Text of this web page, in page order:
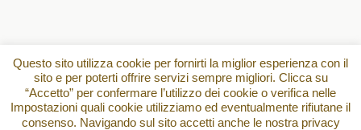
Questo sito utilizza cookie per fornirti la miglior esperienza con il
sito e per poterti offrire servizi sempre migliori. Clicca su
“Accetto” per confermare l’utilizzo dei cookie o verifica nelle
Impostazioni quali cookie utilizziamo ed eventualmente rifiutane il
consenso. Navigando sul sito accetti anche le nostra privacy